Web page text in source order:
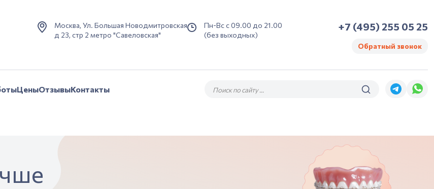
Москва, Ул. Большая Новодмитровская
д 23, стр 2 метро "Савеловская"
Пн-Вс с 09.00 до 21.00
(без выходных)
+7 (495) 255 05 25
Обратный звонок
ЦеныОтзывыКонтакты